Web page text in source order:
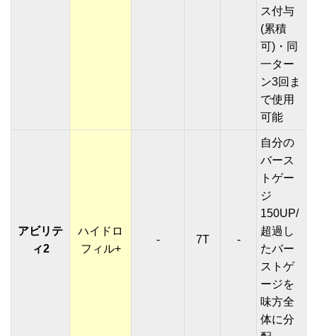
ス付与
(累積
可)・同
一ター
ン3回ま
で使用
可能
アビリテ
ィ2
ハイドロ
フィル+
- 7T -
自分の
バース
トゲー
ジ
150UP/
超過し
たバー
ストゲ
ージを
味方全
体に分